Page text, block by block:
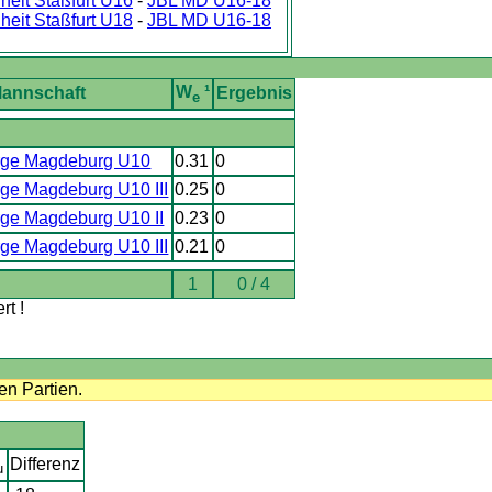
Staßfurt U18 -JBL MD U16-18
We¹ Ergebnis
Magdeburg U10 0.31 0
Magdeburg U10 III
0.25 0
Magdeburg U10 II
0.23 0
Magdeburg U10 III
0.21 0
1
0 / 4
!
Partien.
Differenz